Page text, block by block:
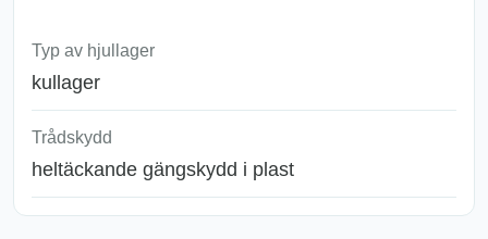
Typ av hjullager
kullager
Trådskydd
heltäckande gängskydd i plast